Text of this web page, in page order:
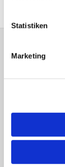
Statistiken
Marketing